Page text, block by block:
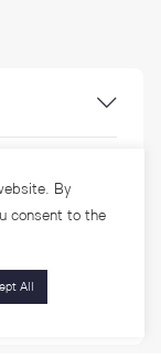
By
consent to the
All